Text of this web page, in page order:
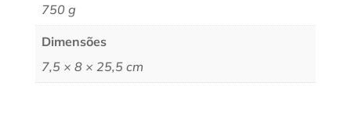
750 g
Dimensões
7,5 × 8 × 25,5 cm